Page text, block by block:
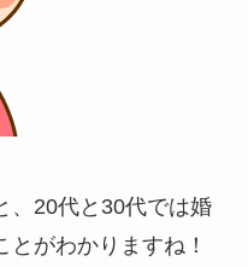
、20代と30代では婚
がわかりますね！